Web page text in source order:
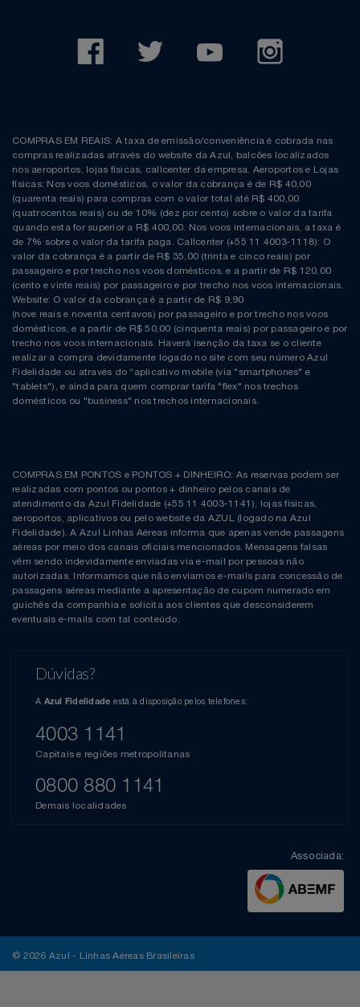
COMPRAS EM REAIS: A taxa de emissão/conveniência é cobrada nas
compras realizadas através do website da Azul, balcões localizados
nos aeroportos, lojas físicas, callcenter da empresa. Aeroportos e Lojas
físicas: Nos voos domésticos, o valor da cobrança é de R$ 40,00
(quarenta reais) para compras com o valor total até R$ 400,00
(quatrocentos reais) ou de 10% (dez por cento) sobre o valor da tarifa
quando esta for superior a R$ 400,00. Nos voos internacionais, a taxa é
de 7% sobre o valor da tarifa paga. Callcenter (+55 11 4003-1118): O
valor da cobrança é a partir de R$ 35,00 (trinta e cinco reais) por
passageiro e por trecho nos voos domésticos, e a partir de R$ 120,00
(cento e vinte reais) por passageiro e por trecho nos voos internacionais.
Website: O valor da cobrança é a partir de R$ 9,90
(nove reais e noventa centavos) por passageiro e por trecho nos voos
domésticos, e a partir de R$ 50,00 (cinquenta reais) por passageiro e por
trecho nos voos internacionais. Haverá isenção da taxa se o cliente
realizar a compra devidamente logado no site com seu número Azul
Fidelidade ou através do “aplicativo mobile (via "smartphones" e
"tablets"), e ainda para quem comprar tarifa "flex" nos trechos
domésticos ou "business" nos trechos internacionais.
COMPRAS EM PONTOS e PONTOS + DINHEIRO: As reservas podem ser
realizadas com pontos ou pontos + dinheiro pelos canais de
atendimento da Azul Fidelidade (+55 11 4003-1141), lojas físicas,
aeroportos, aplicativos ou pelo website da AZUL (logado na Azul
Fidelidade). A Azul Linhas Aéreas informa que apenas vende passagens
aéreas por meio dos canais oficiais mencionados. Mensagens falsas
vêm sendo indevidamente enviadas via e-mail por pessoas não
autorizadas. Informamos que não enviamos e-mails para concessão de
passagens aéreas mediante a apresentação de cupom numerado em
guichês da companhia e solicita aos clientes que desconsiderem
eventuais e-mails com tal conteúdo.
Dúvidas?
A Azul Fidelidade está à disposição pelos telefones:
4003 1141
Capitais e regiões metropolitanas
0800 880 1141
Demais localidades
Associada:
© 2026 Azul - Linhas Aéreas Brasileiras